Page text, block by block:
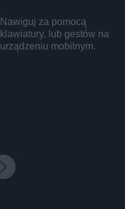
Nawiguj za pomocą
klawiatury, lub gestów na
urządzeniu mobilnym.